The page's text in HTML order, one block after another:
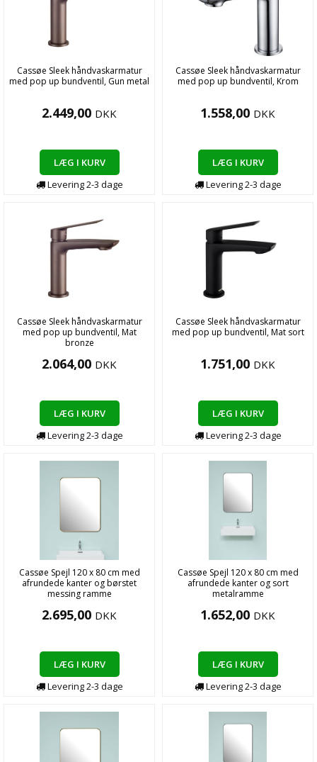
Cassøe Sleek håndvaskarmatur
med pop up bundventil, Gun metal
2.449,00 DKK
LÆG I KURV
Levering2-3 dage
Cassøe Sleek håndvaskarmatur
med pop up bundventil, Krom
1.558,00 DKK
LÆG I KURV
Levering2-3 dage
Cassøe Sleek håndvaskarmatur
med pop up bundventil, Mat
bronze
2.064,00 DKK
LÆG I KURV
Levering2-3 dage
Cassøe Sleek håndvaskarmatur
med pop up bundventil, Mat sort
1.751,00 DKK
LÆG I KURV
Levering2-3 dage
Cassøe Spejl 120 x 80 cm med
afrundede kanter og børstet
messing ramme
2.695,00 DKK
LÆG I KURV
Levering2-3 dage
Cassøe Spejl 120 x 80 cm med
afrundede kanter og sort
metalramme
1.652,00 DKK
LÆG I KURV
Levering2-3 dage